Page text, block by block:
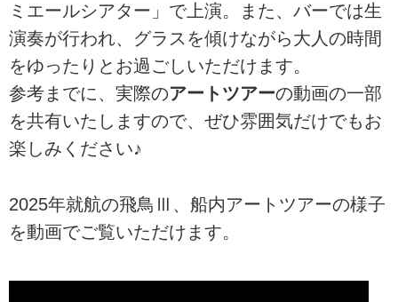
ミエールシアター」で上演。また、バーでは生
演奏が行われ、グラスを傾けながら大人の時間
をゆったりとお過ごしいただけます。
参考までに、実際のアートツアーの動画の一部
を共有いたしますので、ぜひ雰囲気だけでもお
楽しみください♪
2025年就航の飛鳥Ⅲ、船内アートツアーの様子
を動画でご覧いただけます。